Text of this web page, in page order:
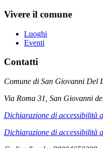
Vivere il comune
Luoghi
Eventi
Contatti
Comune di San Giovanni Del
Via Roma 31, San Giovanni
Dichiarazione di accessibilità
Dichiarazione di accessibilità